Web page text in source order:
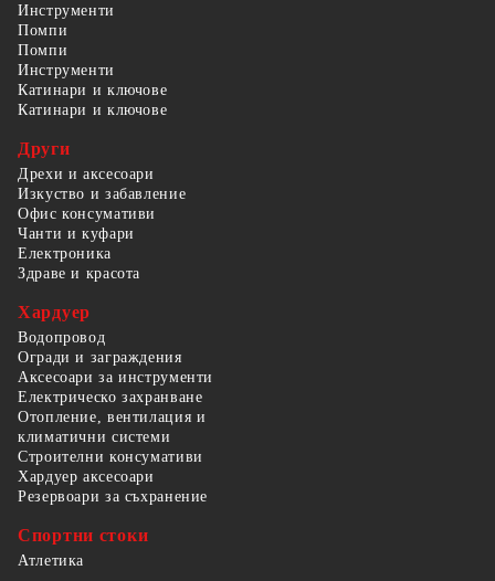
Инструменти
Помпи
Помпи
Инструменти
Катинари и ключове
Катинари и ключове
Други
Дрехи и аксесоари
Изкуство и забавление
Офис консумативи
Чанти и куфари
Електроника
Здраве и красота
Хардуер
Водопровод
Огради и заграждения
Аксесоари за инструменти
Електрическо захранване
Отопление, вентилация и
климатични системи
Строителни консумативи
Хардуер аксесоари
Резервоари за съхранение
Спортни стоки
Атлетика